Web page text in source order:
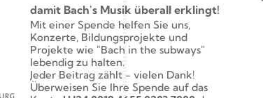
damit Bach's Musik überall erklingt!
Mit einer Spende helfen Sie uns,
Konzerte, Bildungsprojekte und
Projekte wie "Bach in the subways"
lebendig zu halten.
Jeder Beitrag zählt - vielen Dank!
Überweisen Sie Ihre Spende auf das